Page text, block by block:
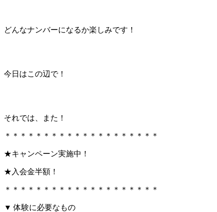
どんなナンバーになるか楽しみです！
今日はこの辺で！
それでは、また！
＊＊＊＊＊＊＊＊＊＊＊＊＊＊＊＊＊＊＊＊
★キャンペーン実施中！
★入会金半額！
＊＊＊＊＊＊＊＊＊＊＊＊＊＊＊＊＊＊＊＊
▼ 体験に必要なもの